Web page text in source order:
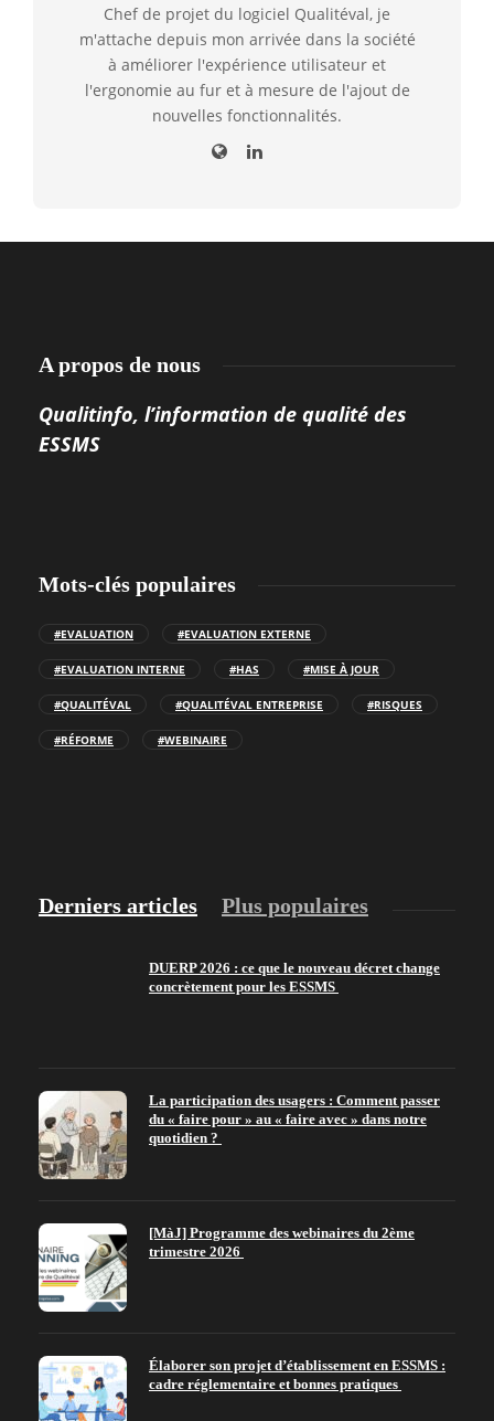
Chef de projet du logiciel Qualitéval, je
m'attache depuis mon arrivée dans la société
à améliorer l'expérience utilisateur et
l'ergonomie au fur et à mesure de l'ajout de
nouvelles fonctionnalités.
A propos de nous
Qualitinfo, l’information de qualité des
ESSMS
Mots-clés populaires
#EVALUATION #EVALUATION EXTERNE
#EVALUATION INTERNE #HAS #MISE À JOUR
#QUALITÉVAL #QUALITÉVAL ENTREPRISE #RISQUES
#RÉFORME #WEBINAIRE
Derniers articles Plus populaires
DUERP 2026 : ce que le nouveau décret change
concrètement pour les ESSMS
La participation des usagers : Comment passer
du « faire pour » au « faire avec » dans notre
quotidien ?
[MàJ] Programme des webinaires du 2ème
trimestre 2026
Élaborer son projet d’établissement en ESSMS :
cadre réglementaire et bonnes pratiques